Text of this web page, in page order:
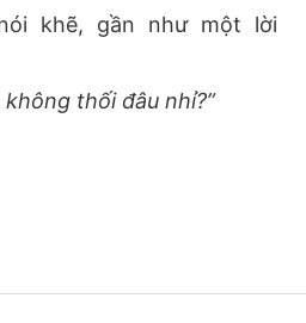
khẽ, gần như một lời
thối đâu nhỉ?”